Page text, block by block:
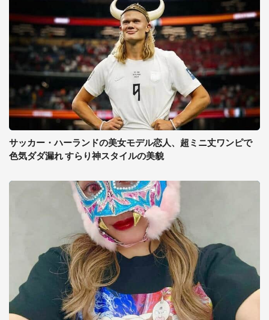
サッカー・ハーランドの美女モデル恋人、超ミニ丈ワンピで
色気ダダ漏れ すらり神スタイルの美貌